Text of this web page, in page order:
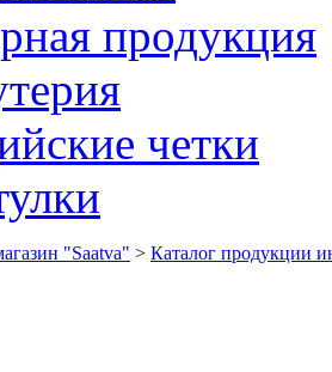
продукция
четки
"Saatva" > Каталог продукции